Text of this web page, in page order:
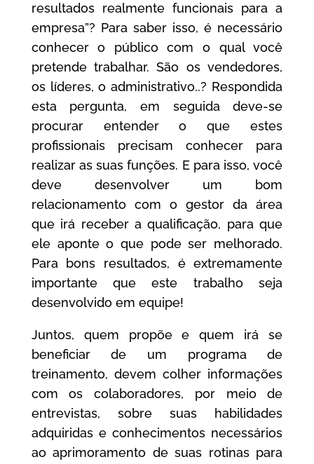
resultados realmente funcionais para a
empresa”? Para saber isso, é necessário
conhecer o público com o qual você
pretende trabalhar. São os vendedores,
os líderes, o administrativo..? Respondida
esta pergunta, em seguida deve-se
procurar entender o que estes
profissionais precisam conhecer para
realizar as suas funções. E para isso, você
deve desenvolver um bom
relacionamento com o gestor da área
que irá receber a qualificação, para que
ele aponte o que pode ser melhorado.
Para bons resultados, é extremamente
importante que este trabalho seja
desenvolvido em equipe!
Juntos, quem propõe e quem irá se
beneficiar de um programa de
treinamento, devem colher informações
com os colaboradores, por meio de
entrevistas, sobre suas habilidades
adquiridas e conhecimentos necessários
ao aprimoramento de suas rotinas para